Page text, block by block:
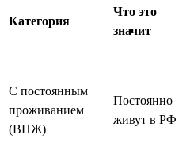
Категория
Что это
значит
С постоянным
проживанием
(ВНЖ)
Постоянно
живут в РФ